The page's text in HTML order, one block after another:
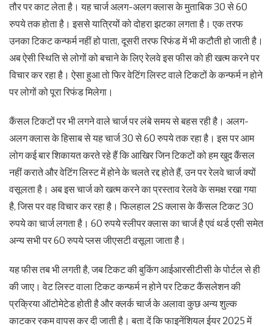
तौर पर काट लेता है। यह चार्ज अलग-अलग क्लास के मुताबिक 30 से 60
रुपये तक होता है। इससे यात्रियों को दोहरा झटका लगता है। एक तरफ
उनका टिकट कन्फर्म नहीं हो पाता, दूसरी तरफ रिफंड में भी कटौती हो जाती है।
अब ऐसी स्थिति से लोगों को बचाने के लिए रेलवे इस फीस को ही खत्म करने पर
विचार कर रहा है। ऐसा हुआ तो फिर वेटिंग लिस्ट वाले टिकटों के कन्फर्म न होने
पर लोगों को पूरा रिफंड मिलेगा।
कैंसल टिकटों पर भी लगने वाले चार्ज पर लंबे समय से बहस रही है। अलग-
अलग क्लास के हिसाब से यह चार्ज 30 से 60 रुपये तक रहा है। इस पर आम
लोग कई बार शिकायत करते रहे हैं कि आखिर जिन टिकटों को हम खुद कैंसल
नहीं कराते और वेटिंग लिस्ट में होने के चलते रद्द होते हैं, उन पर रेलवे चार्ज क्यों
वसूलता है। अब इस चार्ज को खत्म करने का प्रस्ताव रेलवे के समक्ष रखा गया
है, जिस पर वह विचार कर रहा है। फिलहाल 2S क्लास के कैंसल टिकट 30
रुपये का चार्ज लगता है। 60 रुपये स्लीपर क्लास का चार्ज है एवं थर्ड एसी समेत
अन्य सभी पर 60 रुपये प्लस जीएसटी वसूला जाता है।
यह फीस तब भी लगती है, जब टिकट की बुकिंग आईआरसीटीसी के पोर्टल से ही
की जाए। वेट लिस्ट वाला टिकट कन्फर्म न होने पर टिकट कैंसलेशन की
प्रक्रिया ऑटोमेटेड होती है और क्लर्क चार्ज के अलावा कुछ अन्य शुल्क
काटकर रकम वापस कर दी जाती है। बता दें कि फाइनेंशियल ईयर 2025 में